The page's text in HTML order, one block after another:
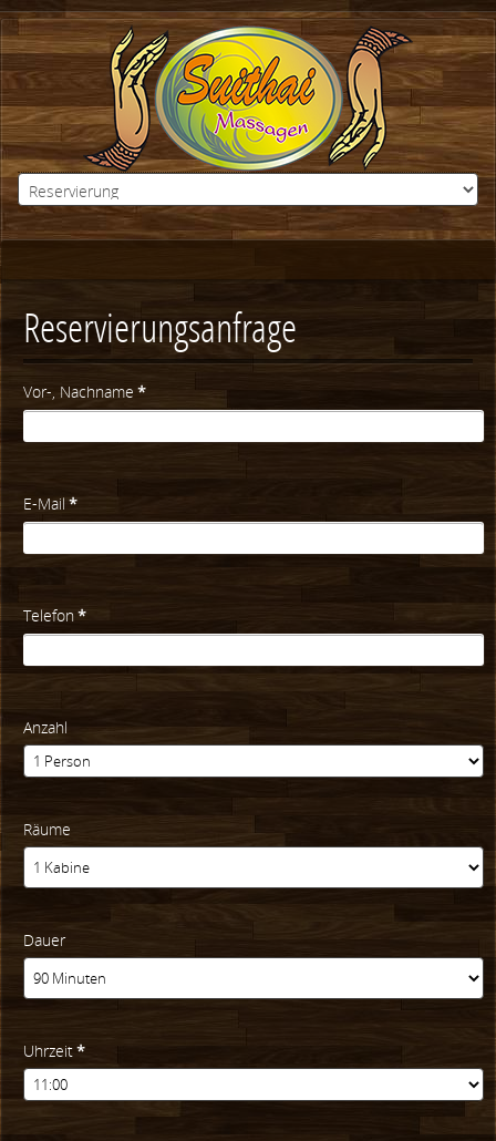
Reservierungsanfrage
Vor-, Nachname *
E-Mail *
Telefon*
Anzahl
Räume
Dauer
Uhrzeit*